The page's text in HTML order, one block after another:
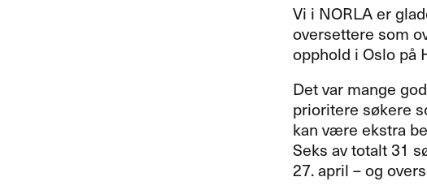
Vi i NORLAer
oversettere som
opphold i Oslo på
Det var mange
prioritere søkere
kan være ekstra
Seks av totalt 31
27. april – og